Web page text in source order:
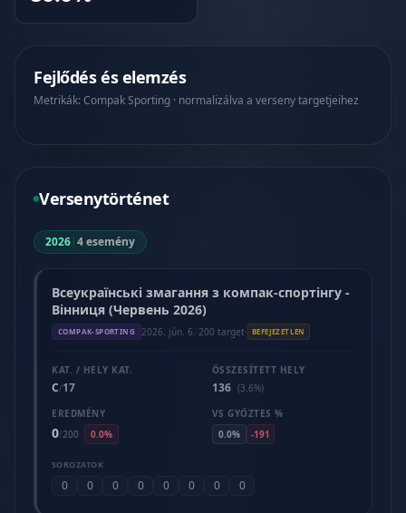
Fejlődés és elemzés
Metrikák: Compak Sporting · normalizálva a verseny targetjeihez
Versenytörténet
2026|4 esemény
Всеукраїнські змагання з компак-спортінгу -
Вінниця (Червень 2026)
COMPAK-SPORTING 2026. jún. 6. ·200 target· BEFEJEZETLEN
KAT. / HELY KAT.
C/17
ÖSSZESÍTETT HELY
136 (3.6%)
EREDMÉNY
0/200 0.0%
VS GYŐZTES %
0.0%
-191
SOROZATOK
0 0 0 0 0 0 0 0